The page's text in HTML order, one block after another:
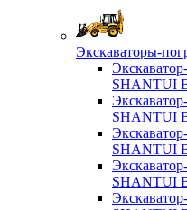
Экскаваторы-
SHANTUI
SHANTUI
SHANTUI
SHANTUI